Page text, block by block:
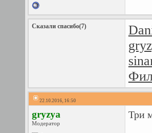
Сказали спасибо(7)
22.10.2016, 16:50
gryzya
Модератор
Три